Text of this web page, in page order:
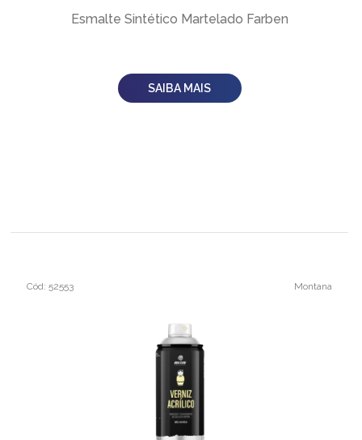
Esmalte Sintético Martelado Farben
SAIBA MAIS
Cód: 52553 Montana